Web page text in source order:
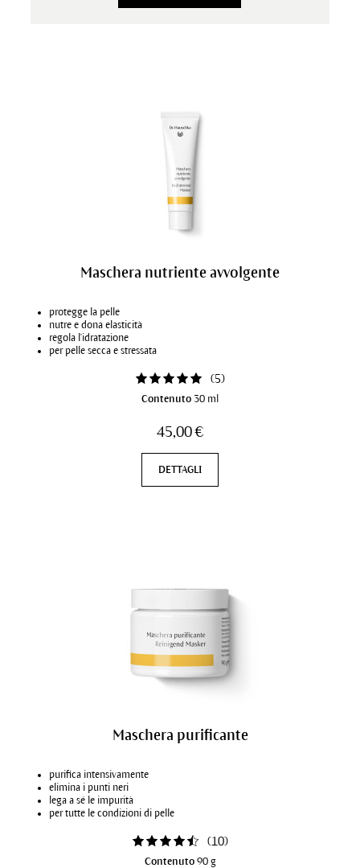
Maschera nutriente avvolgente
protegge la pelle
nutre e dona elasticità
regola l'idratazione
per pelle secca e stressata
(5)
Contenuto 30 ml
45,00 €
DETTAGLI
Maschera purificante
purifica intensivamente
elimina i punti neri
lega a sé le impurità
per tutte le condizioni di pelle
(10)
Contenuto 90 g